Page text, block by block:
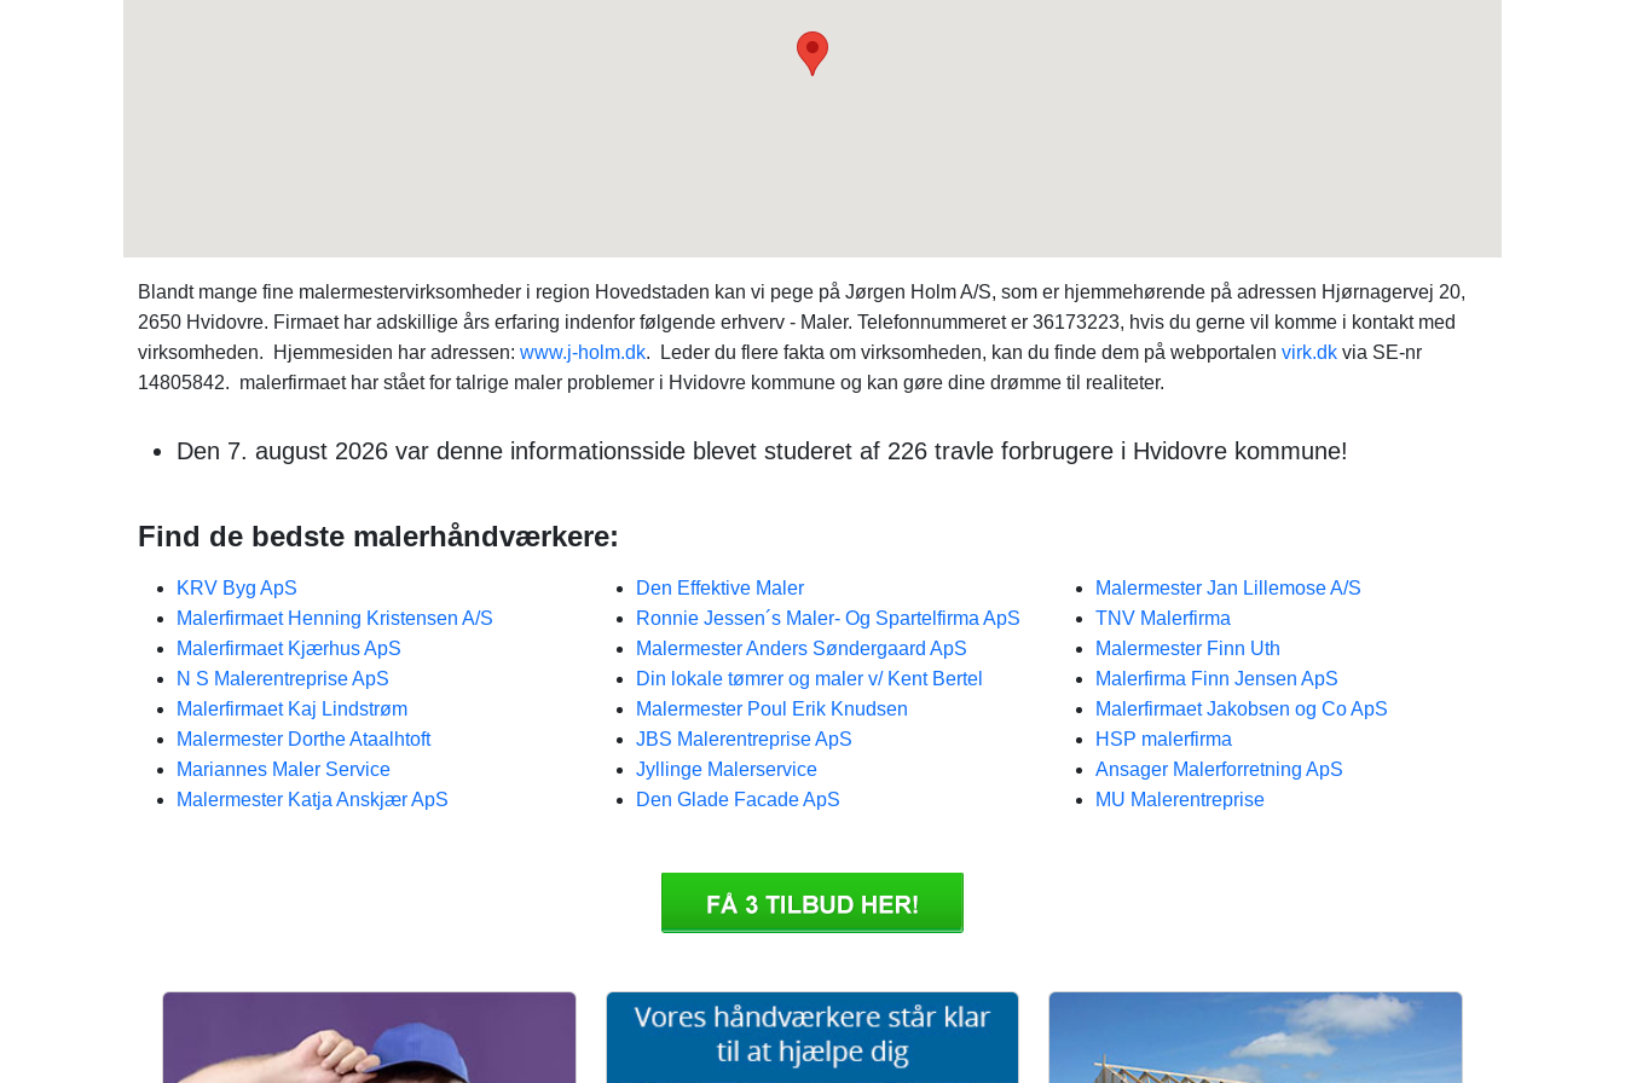
Blandt mange fine malermestervirksomheder i region Hovedstaden kan vi pege på Jørgen Holm A/S, som er hjemmehørende på adressen Hjørnagervej 20,
2650 Hvidovre. Firmaet har adskillige års erfaring indenfor følgende erhverv - Maler. Telefonnummeret er 36173223, hvis du gerne vil komme i kontakt med
virksomheden. Hjemmesiden har adressen: www.j-holm.dk. Leder du flere fakta om virksomheden, kan du finde dem på webportalen virk.dk via SE-nr
14805842. malerfirmaet har stået for talrige maler problemer i Hvidovre kommune og kan gøre dine drømme til realiteter.
Den 7. august 2026 var denne informationsside blevet studeret af 226 travle forbrugere i Hvidovre kommune!
Find de bedste malerhåndværkere:
KRV Byg ApS
Malerfirmaet Henning Kristensen A/S
Malerfirmaet Kjærhus ApS
N S Malerentreprise ApS
Malerfirmaet Kaj Lindstrøm
Malermester Dorthe Ataalhtoft
Mariannes Maler Service
Malermester Katja Anskjær ApS
Den Effektive Maler
Ronnie Jessen´s Maler- Og Spartelfirma ApS
Malermester Anders Søndergaard ApS
Din lokale tømrer og maler v/ Kent Bertel
Malermester Poul Erik Knudsen
JBS Malerentreprise ApS
Jyllinge Malerservice
Den Glade Facade ApS
Malermester Jan Lillemose A/S
TNV Malerfirma
Malermester Finn Uth
Malerfirma Finn Jensen ApS
Malerfirmaet Jakobsen og Co ApS
HSP malerfirma
Ansager Malerforretning ApS
MU Malerentreprise